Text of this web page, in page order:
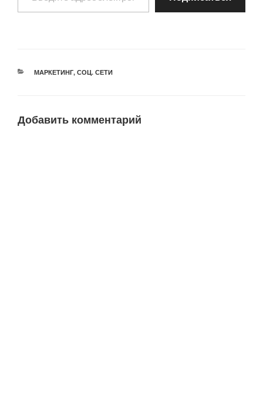
РУБРИКИ
МАРКЕТИНГ, СОЦ. СЕТИ
Добавить комментарий